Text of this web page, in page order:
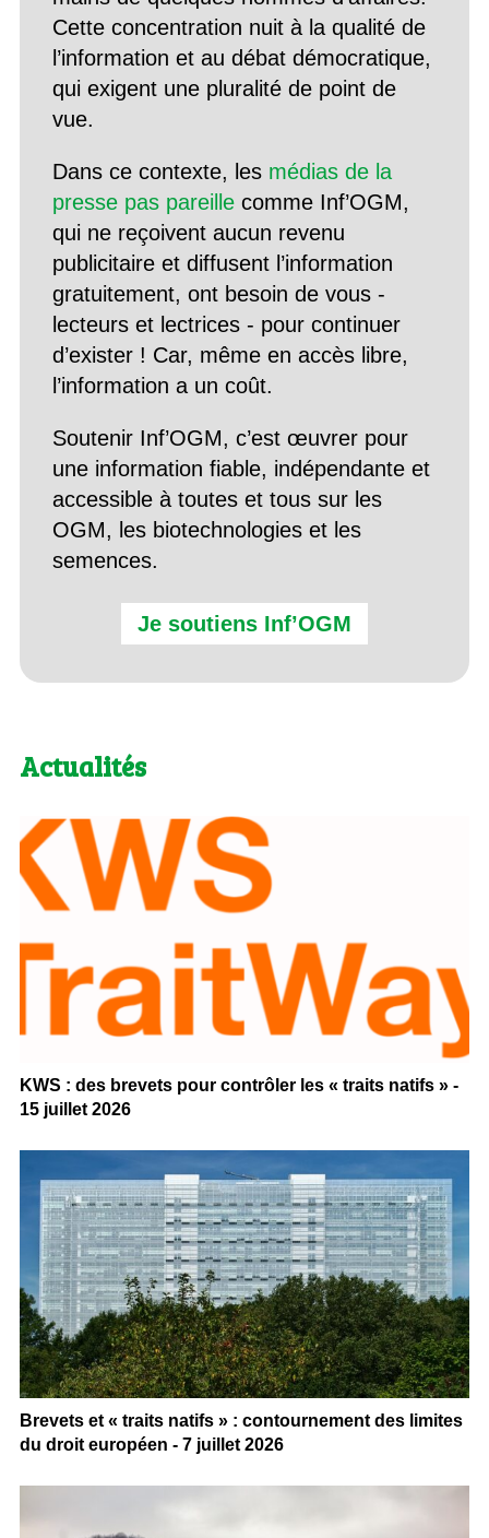
Cette concentration nuit à la qualité de
l’information et au débat démocratique,
qui exigent une pluralité de point de
vue.
Dans ce contexte, les médias de la
presse pas pareillecomme Inf’OGM,
qui ne reçoivent aucun revenu
publicitaire et diffusent l’information
gratuitement, ont besoin de vous -
lecteurs et lectrices - pour continuer
d’exister ! Car, même en accès libre,
l’information a un coût.
Soutenir Inf’OGM, c’est œuvrer pour
une information fiable, indépendante et
accessible à toutes et tous sur les
OGM, les biotechnologies et les
semences.
Je soutiens Inf’OGM
Actualités
KWS : des brevets pour contrôler les « traits natifs » -
15 juillet 2026
Brevets et « traits natifs » : contournement des limites
du droit européen - 7 juillet 2026